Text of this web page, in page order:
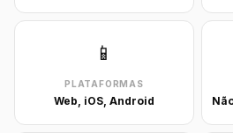
📱
PLATAFORMAS
Web, iOS, Android